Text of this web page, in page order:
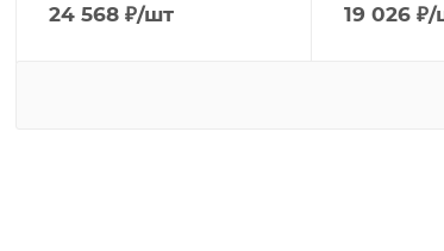
24 568 ₽/шт 19 026 ₽/